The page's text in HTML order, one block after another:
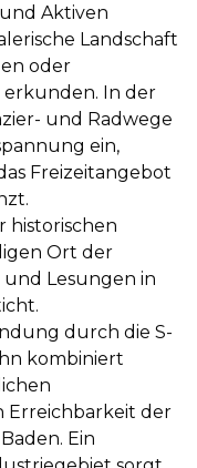
Aktiven
Landschaft
oder
In der
und Radwege
ein,
Freizeitangebot
historischen
Ort der
Lesungen in
durch die S-
kombiniert
Erreichbarkeit der
Ein